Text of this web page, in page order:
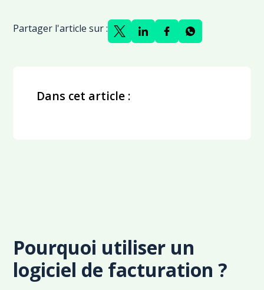
Dans cet article :
Pourquoi utiliser un
logiciel de facturation ?
Partager l'article sur :